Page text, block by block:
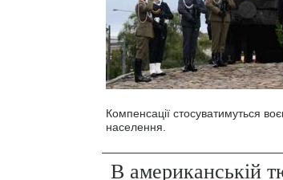
Компенсації стосуватимуться
населення.
В американській